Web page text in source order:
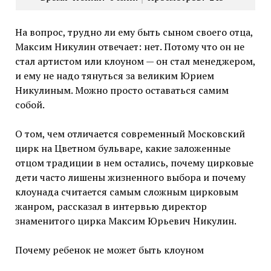
На вопрос, трудно ли ему быть сыном своего отца,
Максим Никулин отвечает: нет. Потому что он не
стал артистом или клоуном — он стал менеджером,
и ему не надо тянуться за великим Юрием
Никулиным. Можно просто оставаться самим
собой.
О том, чем отличается современный Московский
цирк на Цветном бульваре, какие заложенные
отцом традиции в нем остались, почему цирковые
дети часто лишены жизненного выбора и почему
клоунада считается самым сложным цирковым
жанром, рассказал в интервью директор
знаменитого цирка Максим Юрьевич Никулин.
Почему ребенок не может быть клоуном